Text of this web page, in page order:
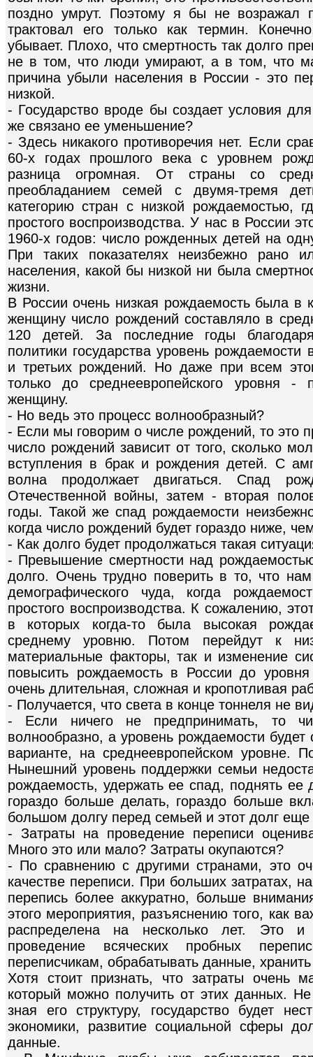
поздно умрут. Поэтому я бы не возражал
трактовал его только как термин.
убывает. Плохо, что смертность так долго
не в том, что люди умирают, а в том, что
причина убыли населения в России - это
низкой.
- Государство вроде бы создает условия
же связано ее уменьшение?
- Здесь никакого противоречия нет. Если
60-х годах прошлого века с уровнем
разница огромная. От страны со
преобладанием семей с двумя-тремя
категорию стран с низкой рождаемостью,
простого воспроизводства. У нас в России
1960-х годов: число рожденных детей на
При таких показателях неизбежно рано
населения, какой бы низкой ни была
жизни.
В России очень низкая рождаемость была в
женщину число рождений составляло в
120 детей. За последние годы
политики государства уровень
и третьих рождений. Но даже при всем
только до среднеевропейского уровня
женщину.
- Но ведь это процесс волнообразный?
- Если мы говорим о числе рождений, то это
число рождений зависит от того, сколько
вступления в брак и рождения детей. С
волна продолжает двигаться. Спад
Отечественной войны, затем - вторая
годы. Такой же спад рождаемости
когда число рождений будет гораздо ниже,
- Как долго будет продолжаться такая
- Превышение смертности над
долго. Очень трудно поверить в то, что нам
демографического чуда, когда
простого воспроизводства. К сожалению,
в которых когда-то была высокая
среднему уровню. Потом перейдут к
материальные факторы, так и изменение
повысить рождаемость в России до
очень длительная, сложная и кропотливая
- Получается, что света в конце тоннеля не
- Если ничего не предпринимать, то
волнообразно, а уровень рождаемости
варианте, на среднеевропейском уровне.
Нынешний уровень поддержки семьи
рождаемость, удержать ее спад, поднять
гораздо больше делать, гораздо больше
большом долгу перед семьей и этот долг еще
- Затраты на проведение переписи
Много это или мало? Затраты окупаются?
- По сравнению с другими странами, это
качестве переписи. При больших затратах,
перепись более аккуратно, больше
этого мероприятия, разъяснению того, как
распределена на несколько лет. Это и
проведение всяческих пробных
переписчикам, обрабатывать данные,
Хотя стоит признать, что затраты
который можно получить от этих данных.
зная его структуру, государство будет
экономики, развитие социальной сферы
данные.